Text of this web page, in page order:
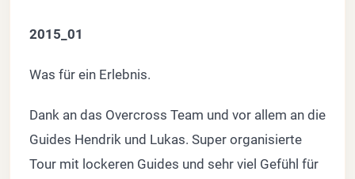
2015_01
Was für ein Erlebnis.
Dank an das Overcross Team und vor allem an die
Guides Hendrik und Lukas. Super organisierte
Tour mit lockeren Guides und sehr viel Gefühl für